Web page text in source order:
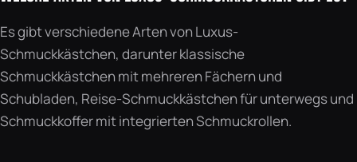
Es gibt verschiedene Arten von Luxus-
Schmuckkästchen, darunter klassische
Schmuckkästchen mit mehreren Fächern und
Schubladen, Reise-Schmuckkästchen für unterwegs und
Schmuckkoffer mit integrierten Schmuckrollen.